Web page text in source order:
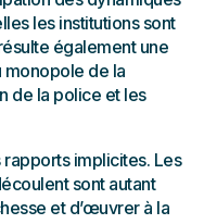
les institutions sont
également une
monopole de la
de la police et les
implicites. Les
sont autant
et d’œuvrer à la